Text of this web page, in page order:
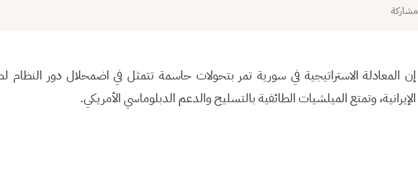
مشاركة
إن المعادلة الاستراتيجية في سورية تمر بتحولات حاسمة تتمثل في اضمحلال دور النظام
الإيرانية، وتمتع الميلشيات الطائفية بالتسليح والدعم الدبلوماسي الأمريكي.